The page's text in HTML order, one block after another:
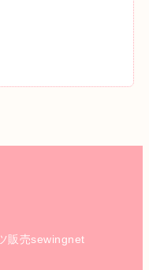
販売sewingnet